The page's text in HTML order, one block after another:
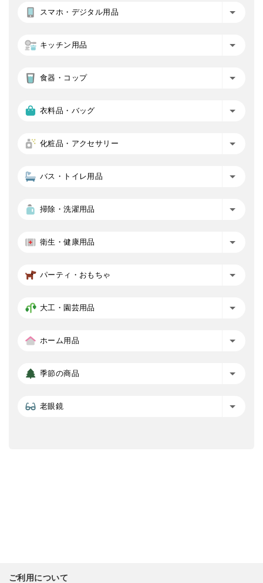
スマホ・デジタル用品
キッチン用品
食器・コップ
衣料品・バッグ
化粧品・アクセサリー
バス・トイレ用品
掃除・洗濯用品
衛生・健康用品
パーティ・おもちゃ
大工・園芸用品
ホーム用品
季節の商品
老眼鏡
ご利用について